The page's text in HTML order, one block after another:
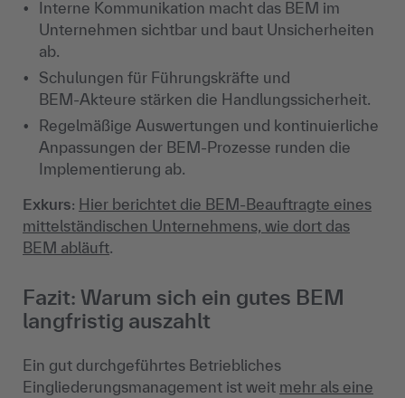
Interne Kommunikation macht das BEM im
Unternehmen sichtbar und baut Unsicherheiten
ab.
Schulungen für Führungskräfte und
BEM‑Akteure stärken die Handlungssicherheit.
Regelmäßige Auswertungen und kontinuierliche
Anpassungen der BEM‑Prozesse runden die
Implementierung ab.
Exkurs: Hier berichtet die BEM-Beauftragte eines
mittelständischen Unternehmens, wie dort das
BEM abläuft.
Fazit: Warum sich ein gutes BEM
langfristig auszahlt
Ein gut durchgeführtes Betriebliches
Eingliederungsmanagement ist weit mehr als eine